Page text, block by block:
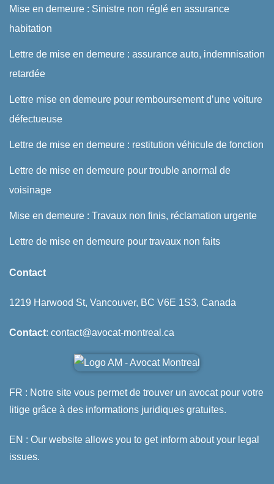
Mise en demeure : Sinistre non réglé en assurance
habitation
Lettre de mise en demeure : assurance auto, indemnisation
retardée
Lettre mise en demeure pour remboursement d’une voiture
défectueuse
Lettre de mise en demeure : restitution véhicule de fonction
Lettre de mise en demeure pour trouble anormal de
voisinage
Mise en demeure : Travaux non finis, réclamation urgente
Lettre de mise en demeure pour travaux non faits
Contact
1219 Harwood St, Vancouver, BC V6E 1S3, Canada
Contact: contact@avocat-montreal.ca
FR : Notre site vous permet de trouver un avocat pour votre
litige grâce à des informations juridiques gratuites.
EN : Our website allows you to get inform about your legal
issues.